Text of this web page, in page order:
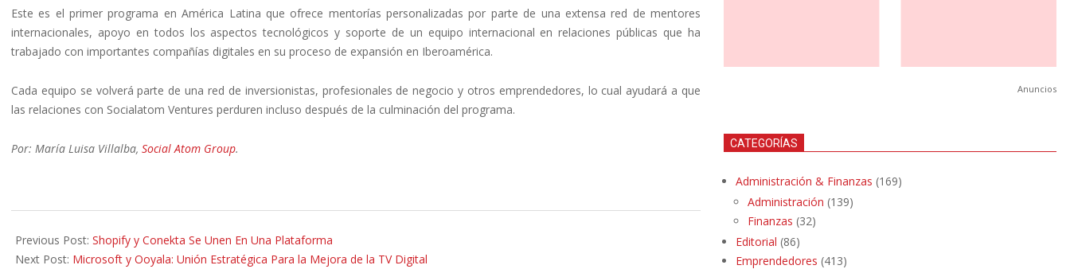
Este es el primer programa en América Latina que ofrece mentorías personalizadas por parte de una extensa red de mentores
internacionales, apoyo en todos los aspectos tecnológicos y soporte de un equipo internacional en relaciones públicas que ha
trabajado con importantes compañías digitales en su proceso de expansión en Iberoamérica.
Cada equipo se volverá parte de una red de inversionistas, profesionales de negocio y otros emprendedores, lo cual ayudará a que
las relaciones con Socialatom Ventures perduren incluso después de la culminación del programa.
Por: María Luisa Villalba, Social Atom Group.
04-
09
Previous Post: Shopify y Conekta Se Unen En Una Plataforma
Next Post: Microsoft y Ooyala: Unión Estratégica Para la Mejora de la TV Digital
Anuncios
CATEGORÍAS
Administración & Finanzas (169)
Administración (139)
Finanzas (32)
Editorial (86)
Emprendedores (413)